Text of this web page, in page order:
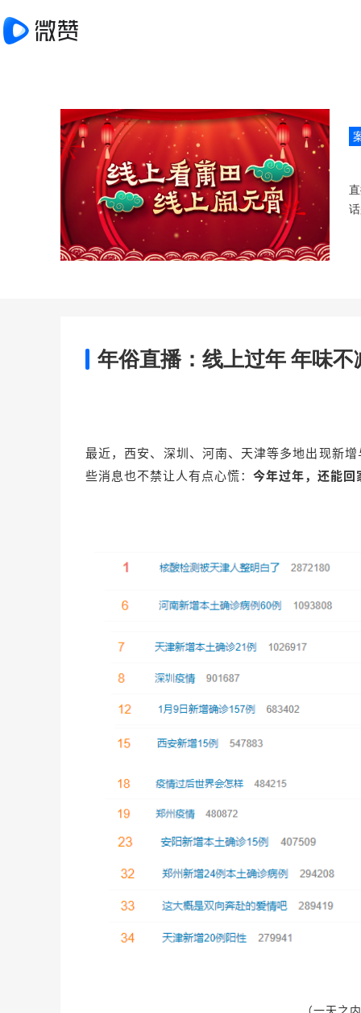
年俗直播：线上过年 年味不
最近，西安、深圳、河南、天津等多地出现新
些消息也不禁让人有点心慌： 今年过年，还能回
（一天之